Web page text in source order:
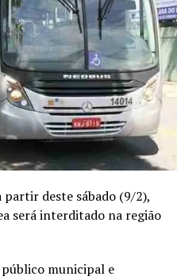
deste sábado (9/2),
será interditado na região
municipal e